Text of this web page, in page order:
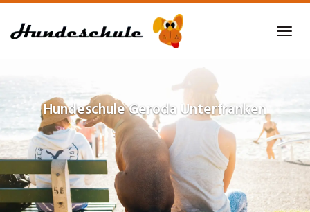
to
HundeschuleGeroda Unterfranken